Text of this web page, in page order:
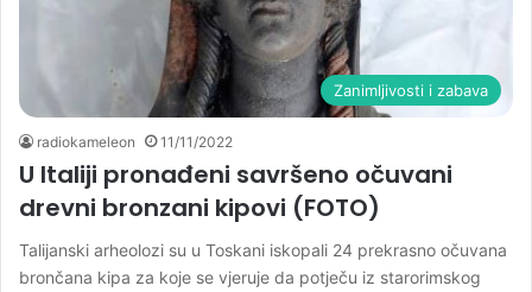
Zanimljivosti i zabava
radiokameleon 11/11/2022
U Italiji pronađeni savršeno očuvani
drevni bronzani kipovi (FOTO)
Talijanski arheolozi su u Toskani iskopali 24 prekrasno očuvana
brončana kipa za koje se vjeruje da potječu iz starorimskog